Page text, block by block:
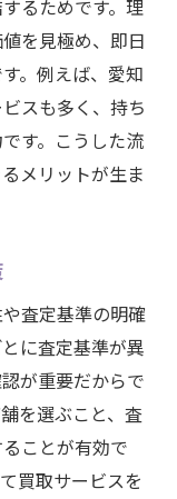
るためです。理
を見極め、即日
。例えば、愛知
スも多く、持ち
す。こうした流
メリットが生ま
査定基準の明確
に査定基準が異
が重要だからで
を選ぶこと、査
ことが有効で
買取サービスを